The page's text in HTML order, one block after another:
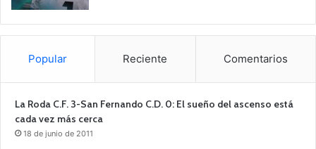
Popular Reciente Comentarios
La Roda C.F. 3-San Fernando C.D. 0: El sueño del ascenso está
cada vez más cerca
18 de junio de 2011